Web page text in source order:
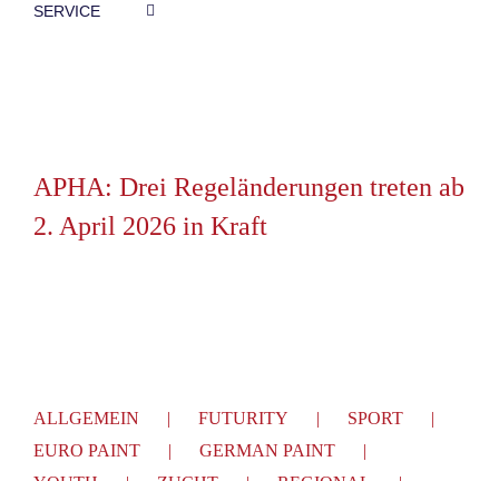
SERVICE
APHA: Drei Regeländerungen treten ab
2. April 2026 in Kraft
ALLGEMEIN FUTURITY
SPORT
EURO PAINT
GERMAN PAINT